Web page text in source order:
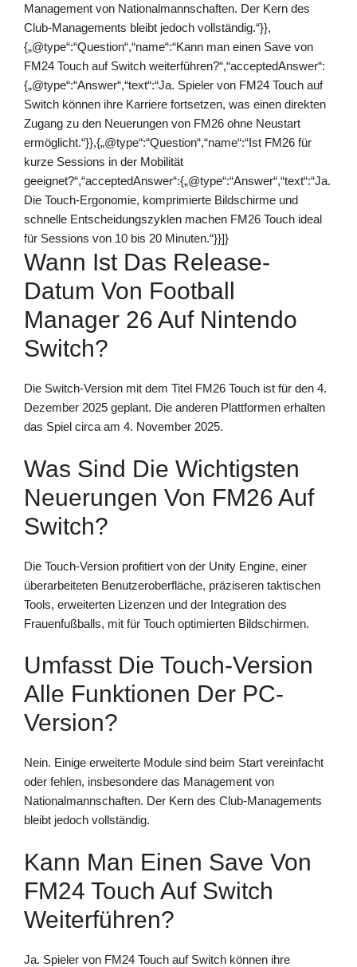
Management von Nationalmannschaften. Der Kern des
Club-Managements bleibt jedoch vollständig.“}},
{„@type“:“Question“,“name“:“Kann man einen Save von
FM24 Touch auf Switch weiterführen?“,“acceptedAnswer“:
{„@type“:“Answer“,“text“:“Ja. Spieler von FM24 Touch auf
Switch können ihre Karriere fortsetzen, was einen direkten
Zugang zu den Neuerungen von FM26 ohne Neustart
ermöglicht.“}},{„@type“:“Question“,“name“:“Ist FM26 für
kurze Sessions in der Mobilität
geeignet?“,“acceptedAnswer“:{„@type“:“Answer“,“text“:“Ja.
Die Touch-Ergonomie, komprimierte Bildschirme und
schnelle Entscheidungszyklen machen FM26 Touch ideal
für Sessions von 10 bis 20 Minuten.“}}]}
Wann Ist Das Release-
Datum Von Football
Manager 26 Auf Nintendo
Switch?
Die Switch-Version mit dem Titel FM26 Touch ist für den 4.
Dezember 2025 geplant. Die anderen Plattformen erhalten
das Spiel circa am 4. November 2025.
Was Sind Die Wichtigsten
Neuerungen Von FM26 Auf
Switch?
Die Touch-Version profitiert von der Unity Engine, einer
überarbeiteten Benutzeroberfläche, präziseren taktischen
Tools, erweiterten Lizenzen und der Integration des
Frauenfußballs, mit für Touch optimierten Bildschirmen.
Umfasst Die Touch-Version
Alle Funktionen Der PC-
Version?
Nein. Einige erweiterte Module sind beim Start vereinfacht
oder fehlen, insbesondere das Management von
Nationalmannschaften. Der Kern des Club-Managements
bleibt jedoch vollständig.
Kann Man Einen Save Von
FM24 Touch Auf Switch
Weiterführen?
Ja. Spieler von FM24 Touch auf Switch können ihre